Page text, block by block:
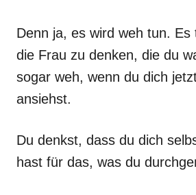
Denn ja, es wird weh tun. Es
die Frau zu denken, die du
sogar weh, wenn du dich
ansiehst.
Du denkst, dass du dich
hast für das, was du